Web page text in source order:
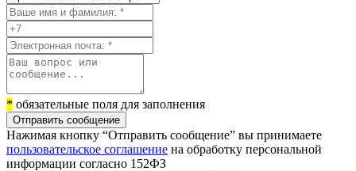
* обязательные поля для заполнения
Отправить сообщение
Нажимая кнопку “Отправить сообщение” вы принимаете
пользовательское соглашение на обработку персональной
информации согласно 152ФЗ